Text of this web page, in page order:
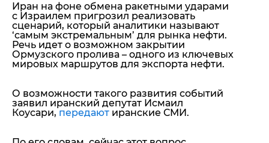
Иран на фоне обмена ракетными ударами
с Израилем пригрозил реализовать
сценарий, который аналитики называют
‘самым экстремальным’ для рынка нефти.
Речь идет о возможном закрытии
Ормузского пролива – одного из ключевых
мировых маршрутов для экспорта нефти.
О возможности такого развития событий
заявил иранский депутат Исмаил
Коусари, передают иранские СМИ.